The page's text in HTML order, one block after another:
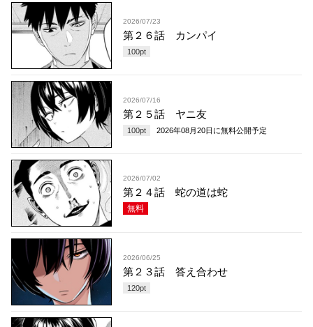
2026/07/23
第２６話 カンパイ
100pt
2026/07/16
第２５話 ヤニ友
100pt 2026年08月20日 に無料公開予定
2026/07/02
第２４話 蛇の道は蛇
無料
2026/06/25
第２３話 答え合わせ
120pt